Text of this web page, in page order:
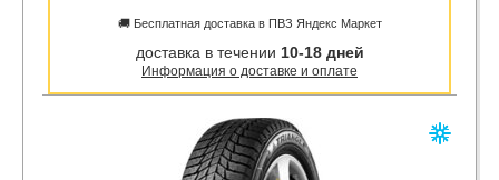
🚚 Бесплатная доставка в ПВЗ Яндекс Маркет
доставка в течении 10-18 дней
Информация о доставке и оплате